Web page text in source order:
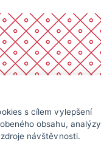
s cílem vylepšení
obsahu, analýzy
návštěvnosti.